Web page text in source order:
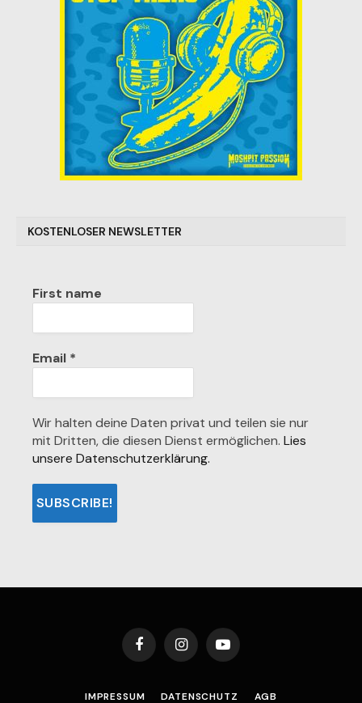
KOSTENLOSER NEWSLETTER
First name
Email *
Wir halten deine Daten privat und teilen sie nur
mit Dritten, die diesen Dienst ermöglichen. Lies
unsere Datenschutzerklärung.
FacebookInstagramYouTube
IMPRESSUM DATENSCHUTZ AGB